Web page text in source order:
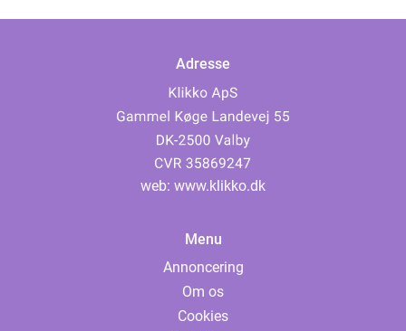
Adresse
web: www.klikko.dk
Menu
Annoncering
Om os
Cookies